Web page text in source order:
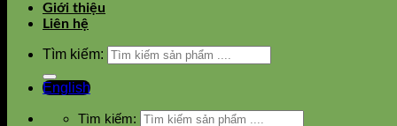
Giới thiệu
Liên hệ
Tìm kiếm:
English
Tìm kiếm: